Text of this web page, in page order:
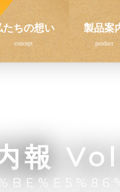
たちの想い 製品案
報